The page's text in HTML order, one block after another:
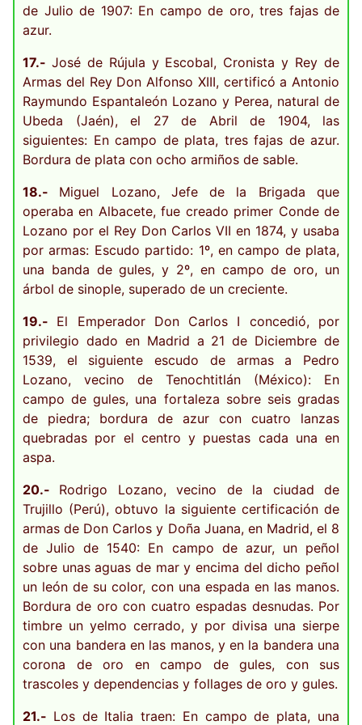
de Julio de 1907: En campo de oro, tres fajas de
azur.
17.- José de Rújula y Escobal, Cronista y Rey de
Armas del Rey Don Alfonso XIII, certificó a Antonio
Raymundo Espantaleón Lozano y Perea, natural de
Ubeda (Jaén), el 27 de Abril de 1904, las
siguientes: En campo de plata, tres fajas de azur.
Bordura de plata con ocho armiños de sable.
18.- Miguel Lozano, Jefe de la Brigada que
operaba en Albacete, fue creado primer Conde de
Lozano por el Rey Don Carlos VII en 1874, y usaba
por armas: Escudo partido: 1º, en campo de plata,
una banda de gules, y 2º, en campo de oro, un
árbol de sinople, superado de un creciente.
19.- El Emperador Don Carlos I concedió, por
privilegio dado en Madrid a 21 de Diciembre de
1539, el siguiente escudo de armas a Pedro
Lozano, vecino de Tenochtitlán (México): En
campo de gules, una fortaleza sobre seis gradas
de piedra; bordura de azur con cuatro lanzas
quebradas por el centro y puestas cada una en
aspa.
20.- Rodrigo Lozano, vecino de la ciudad de
Trujillo (Perú), obtuvo la siguiente certificación de
armas de Don Carlos y Doña Juana, en Madrid, el 8
de Julio de 1540: En campo de azur, un peñol
sobre unas aguas de mar y encima del dicho peñol
un león de su color, con una espada en las manos.
Bordura de oro con cuatro espadas desnudas. Por
timbre un yelmo cerrado, y por divisa una sierpe
con una bandera en las manos, y en la bandera una
corona de oro en campo de gules, con sus
trascoles y dependencias y follages de oro y gules.
21.- Los de Italia traen: En campo de plata, una